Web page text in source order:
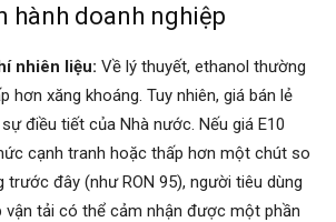
hành doanh nghiệp
nhiên liệu: Về lý thuyết, ethanol thường
hơn xăng khoáng. Tuy nhiên, giá bán lẻ
điều tiết của Nhà nước. Nếu giá E10
cạnh tranh hoặc thấp hơn một chút so
trước đây (như RON 95), người tiêu dùng
vận tải có thể cảm nhận được một phần